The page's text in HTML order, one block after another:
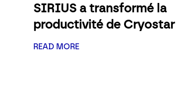
SIRIUS a transformé la
productivité de Cryostar
READ MORE